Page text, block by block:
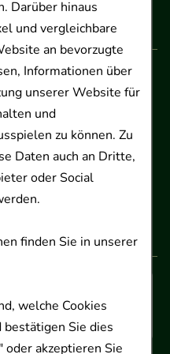
Darüber hinaus
und vergleichbare
an bevorzugte
Informationen über
unserer Website für
und
zu können. Zu
Daten auch an Dritte,
oder Social
finden Sie in unserer
welche Cookies
Sie dies
akzeptieren Sie